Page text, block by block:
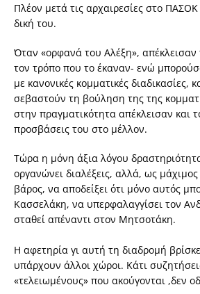
Πλέον μετά τις αρχαιρεσίες στο
δική του.
Όταν «ορφανά του Αλέξη»,
τον τρόπο που το έκαναν- ενώ
με κανονικές κομματικές διαδικασίες,
σεβαστούν τη βούληση της της
στην πραγματικότητα απέκλεισαν και
προσβάσεις του στο μέλλον.
Τώρα η μόνη άξια λόγου
οργανώνει διαλέξεις, αλλά, ως μάχιμος
βάρος, να αποδείξει ότι μόνο αυτός
Κασσελάκη, να υπερφαλαγγίσει τον
σταθεί απέναντι στον Μητσοτάκη.
Η αφετηρία γι αυτή τη διαδρομή
υπάρχουν άλλοι χώροι. Κάτι
«τελειωμένους» που ακούγονται ,δεν